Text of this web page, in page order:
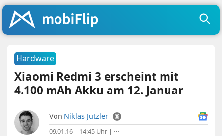
Hardware
Xiaomi Redmi 3 erscheint mit
4.100 mAh Akku am 12. Januar
Von Niklas Jutzler
09.01.16 | 14:45 Uhr | ⋯